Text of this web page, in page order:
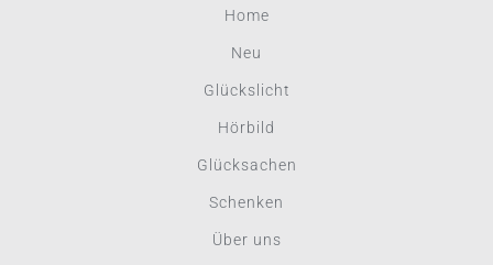
Home
Neu
Glückslicht
Hörbild
Glücksachen
Schenken
Über uns